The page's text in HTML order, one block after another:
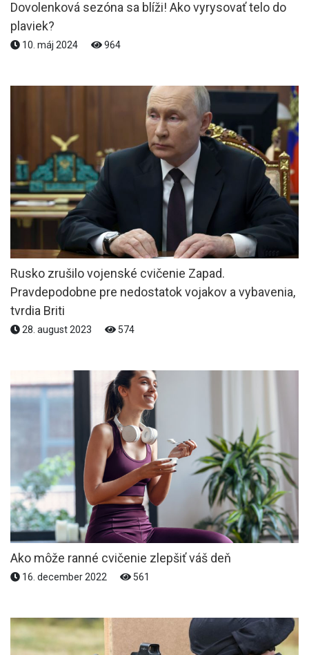
Dovolenková sezóna sa blíži! Ako vyrysovať telo do
plaviek?
10. máj 2024 964
Rusko zrušilo vojenské cvičenie Zapad.
Pravdepodobne pre nedostatok vojakov a vybavenia,
tvrdia Briti
28. august 2023 574
Ako môže ranné cvičenie zlepšiť váš deň
16. december 2022 561